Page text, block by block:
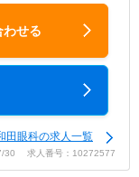
わせる
田眼科の求人一覧
30 求人番号：10272577